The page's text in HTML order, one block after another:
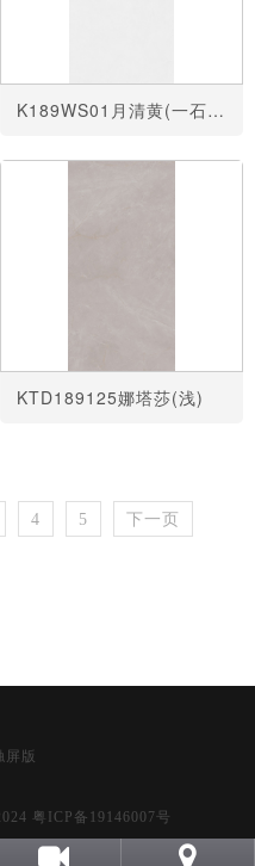
K189WS01月清黄(一石四面)
KTD189125娜塔莎(浅)
4 5 下一页
屏版
粤ICP备19146007号